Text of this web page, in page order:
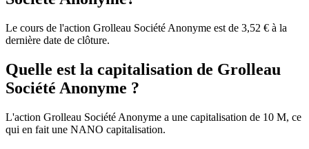
Le cours de l'action Grolleau Société Anonyme est de 3,52 € à la
dernière date de clôture.
Quelle est la capitalisation de Grolleau
Société Anonyme ?
L'action Grolleau Société Anonyme a une capitalisation de 10 M, ce
qui en fait une NANO capitalisation.